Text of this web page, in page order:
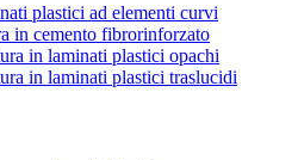
plastici ad elementi curvi
in cemento fibrorinforzato
in laminati plastici opachi
in laminati plastici traslucidi